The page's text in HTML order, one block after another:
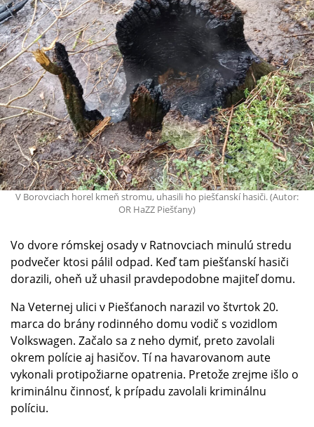
V Borovciach horel kmeň stromu, uhasili ho piešťanskí hasiči. (Autor:
OR HaZZ Piešťany)
Vo dvore rómskej osady v Ratnovciach minulú stredu
podvečer ktosi pálil odpad. Keď tam piešťanskí hasiči
dorazili, oheň už uhasil pravdepodobne majiteľ domu.
Na Veternej ulici v Piešťanoch narazil vo štvrtok 20.
marca do brány rodinného domu vodič s vozidlom
Volkswagen. Začalo sa z neho dymiť, preto zavolali
okrem polície aj hasičov. Tí na havarovanom aute
vykonali protipožiarne opatrenia. Pretože zrejme išlo o
kriminálnu činnosť, k prípadu zavolali kriminálnu
políciu.